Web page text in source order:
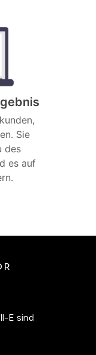
Sie
des
es auf
E sind